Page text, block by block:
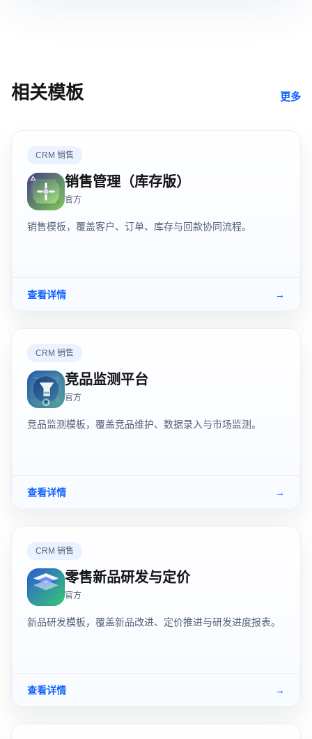
相关模板 更多
CRM 销售
销售管理（库存版）
官方
销售模板，覆盖客户、订单、库存与回款协同流程。
查看详情 →
CRM 销售
竞品监测平台
官方
竞品监测模板，覆盖竞品维护、数据录入与市场监测。
查看详情 →
CRM 销售
零售新品研发与定价
官方
新品研发模板，覆盖新品改进、定价推进与研发进度报表。
查看详情 →